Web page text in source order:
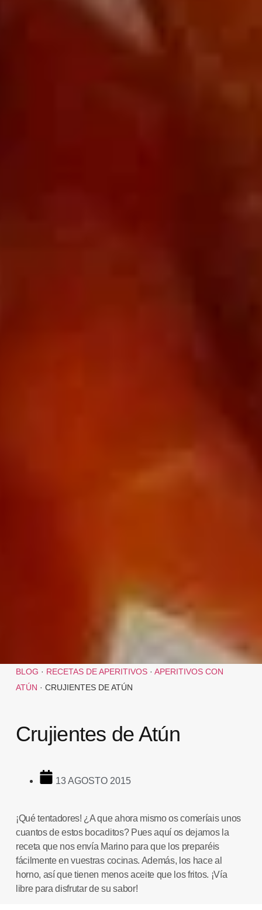
BLOG · RECETAS DE APERITIVOS· APERITIVOS CON
ATÚN · CRUJIENTES DE ATÚN
Crujientes de Atún
13 AGOSTO 2015
¡Qué tentadores! ¿A que ahora mismo os comeríais unos
cuantos de estos bocaditos? Pues aquí os dejamos la
receta que nos envía Marinopara que los preparéis
fácilmente en vuestras cocinas. Además, los hace al
horno, así que tienen menos aceite que los fritos. ¡Vía
libre para disfrutar de su sabor!